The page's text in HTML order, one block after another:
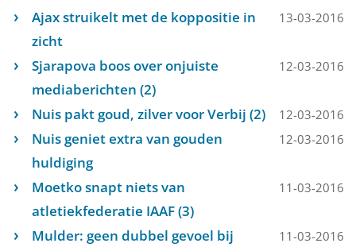
Ajax struikelt met de koppositie in
zicht
13-03-2016
Sjarapova boos over onjuiste
mediaberichten (2)
12-03-2016
Nuis pakt goud, zilver voor Verbij (2) 12-03-2016
Nuis geniet extra van gouden
huldiging
12-03-2016
Moetko snapt niets van
atletiekfederatie IAAF (3)
11-03-2016
Mulder: geen dubbel gevoel bij
11-03-2016